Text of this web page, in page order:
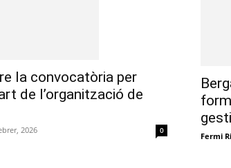
la convocatòria per
de l’organització de
2026 0
Fermi